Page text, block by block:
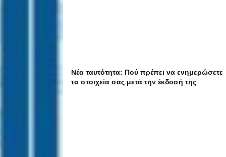
Νέα ταυτότητα: Πού πρέπει να ενημερώσετε
τα στοιχεία σας μετά την έκδοσή της